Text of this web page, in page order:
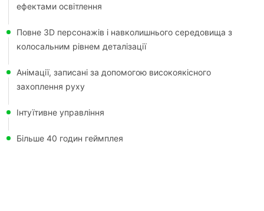
ефектами освітлення
Повне 3D персонажів і навколишнього середовища з
колосальним рівнем деталізації
Анімації, записані за допомогою високоякісного
захоплення руху
Інтуїтивне управління
Більше 40 годин геймплея